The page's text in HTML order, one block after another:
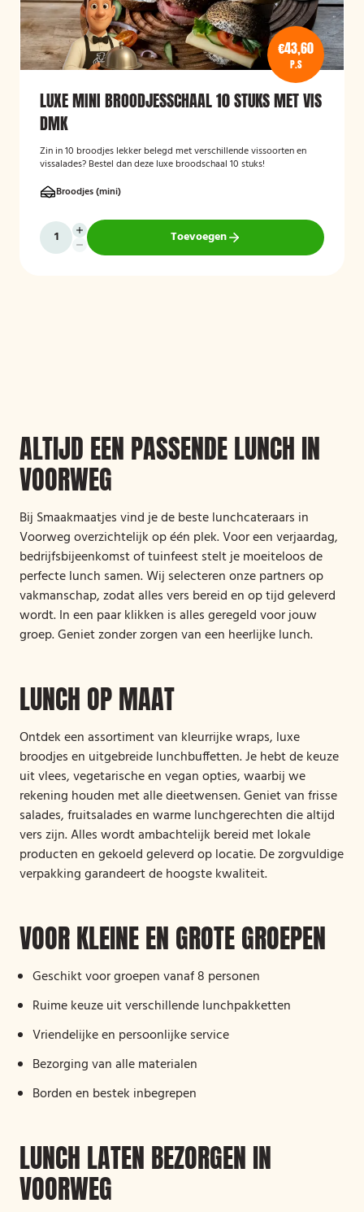
€43,60
P.S
LUXE MINI BROODJESSCHAAL 10 STUKS MET VIS
DMK
Zin in 10 broodjes lekker belegd met verschillende vissoorten en
vissalades? Bestel dan deze luxe broodschaal 10 stuks!
Broodjes (mini)
Toevoegen
ALTIJD EEN PASSENDE LUNCH IN
VOORWEG
Bij Smaakmaatjes vind je de beste lunchcateraars in
Voorweg overzichtelijk op één plek. Voor een verjaardag,
bedrijfsbijeenkomst of tuinfeest stelt je moeiteloos de
perfecte lunch samen. Wij selecteren onze partners op
vakmanschap, zodat alles vers bereid en op tijd geleverd
wordt. In een paar klikken is alles geregeld voor jouw
groep. Geniet zonder zorgen van een heerlijke lunch.
LUNCH OP MAAT
Ontdek een assortiment van kleurrijke wraps, luxe
broodjes en uitgebreide lunchbuffetten. Je hebt de keuze
uit vlees, vegetarische en vegan opties, waarbij we
rekening houden met alle dieetwensen. Geniet van frisse
salades, fruitsalades en warme lunchgerechten die altijd
vers zijn. Alles wordt ambachtelijk bereid met lokale
producten en gekoeld geleverd op locatie. De zorgvuldige
verpakking garandeert de hoogste kwaliteit.
VOOR KLEINE EN GROTE GROEPEN
Geschikt voor groepen vanaf 8 personen
Ruime keuze uit verschillende lunchpakketten
Vriendelijke en persoonlijke service
Bezorging van alle materialen
Borden en bestek inbegrepen
LUNCH LATEN BEZORGEN IN
VOORWEG